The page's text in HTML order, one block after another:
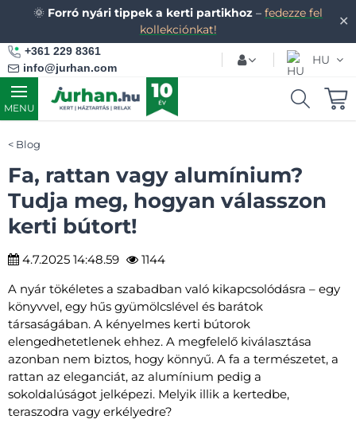
✕
🌞 Forró nyári tippek a kerti partikhoz – fedezze fel
kollekciónkat!
+361 229 8361
info@jurhan.com
HU
MENU
Blog
Fa, rattan vagy alumínium?
Tudja meg, hogyan válasszon
kerti bútort!
4.7.2025 14:48.59
1144
A nyár tökéletes a szabadban való kikapcsolódásra – egy
könyvvel, egy hűs gyümölcslével és barátok
társaságában. A kényelmes kerti bútorok
elengedhetetlenek ehhez. A megfelelő kiválasztása
azonban nem biztos, hogy könnyű. A fa a természetet, a
rattan az eleganciát, az alumínium pedig a
sokoldalúságot jelképezi. Melyik illik a kertedbe,
teraszodra vagy erkélyedre?